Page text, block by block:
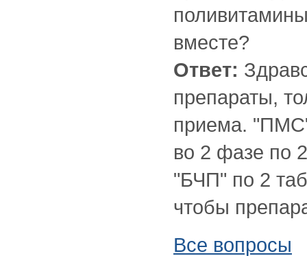
вместе?
Ответ:
препараты,
приема.
во 2 фазе по
"БЧП" по 2
чтобы
Все вопросы